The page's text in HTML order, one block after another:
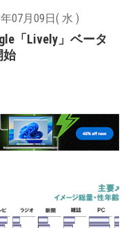
07月09日( 水 )
「Lively」ベータ
始